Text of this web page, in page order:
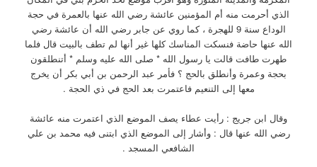
الذي أحرمت منه أم المؤمنين عائشة رضي الله عنها بالعمرة في حجة
الوداع سنة 9 للهجرة ، كما روي عن جابر رضي الله أن عائشة رضي
الله عنها حاضة فنسكت المناسك كلها غير أنها لم تطف بالبيت قال فلما
طهرت طافت قالت يا رسول الله * صلى الله عليه وسلم * أتنطلقون
بحجة وعمرة وأنطلق بالحج ؟ فأمر عبد الرحمن بن أبي بكر أن يخرج
معها إلى التنعيم فاعتمرت بعد الحج في ذي الحجة .
وقال ابن جريج : رأيت عطاء يصف الموضع الذي اعتمرت منه عائشة
رضي الله عنها قال : وأشار إلى الموضع الذي ابتنى فيه محمد بن علي
الشافعي المسجد .